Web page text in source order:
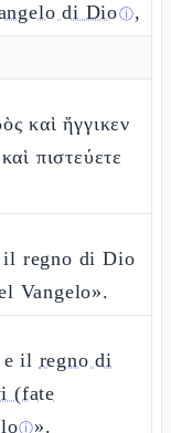
di Dioⓘ,
καὶ ἤγγικεν
πιστεύετε
il regno di Dio
Vangelo».
e il regno di
(fate
ⓘ».